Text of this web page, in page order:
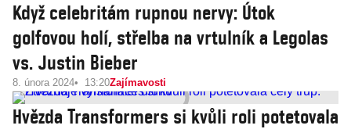
Když celebritám rupnou nervy: Útok
golfovou holí, střelba na vrtulník a Legolas
vs. Justin Bieber
8. února 2024 13:20Zajímavosti
Hvězda Transformers si kvůli roli potetovala